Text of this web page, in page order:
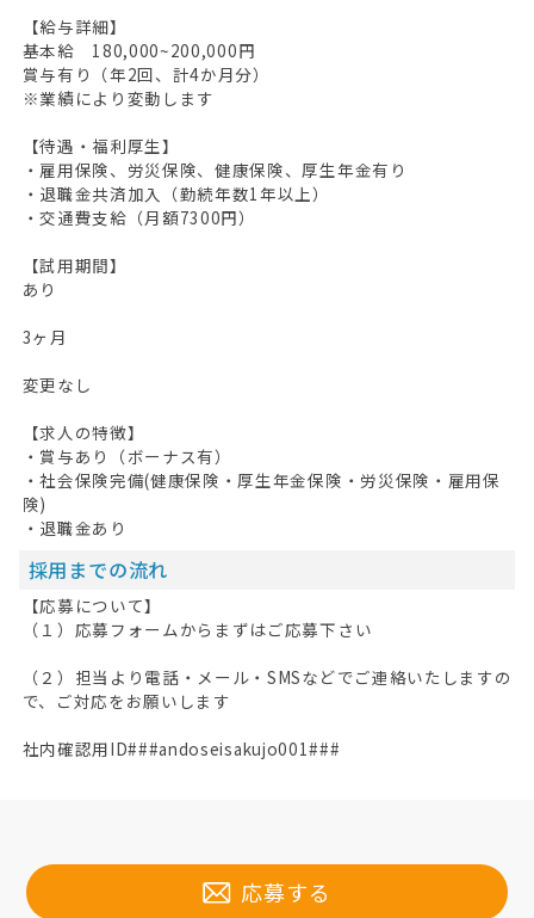
【給与詳細】
基本給 180,000~200,000円
賞与有り（年2回、計4か月分）
※業績により変動します
【待遇・福利厚生】
・雇用保険、労災保険、健康保険、厚生年金有り
・退職金共済加入（勤続年数1年以上）
・交通費支給（月額7300円）
【試用期間】
あり
3ヶ月
変更なし
【求人の特徴】
・賞与あり（ボーナス有）
・社会保険完備(健康保険・厚生年金保険・労災保険・雇用保
険)
・退職金あり
採用までの流れ
【応募について】
（１）応募フォームからまずはご応募下さい
（２）担当より電話・メール・SMSなどでご連絡いたしますの
で、ご対応をお願いします
社内確認用ID###andoseisakujo001###
応募する